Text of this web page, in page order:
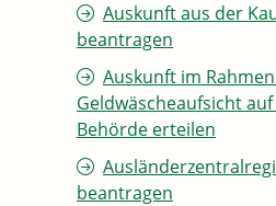
Auskunft aus der
beantragen
Auskunft im
Geldwäscheaufsicht
Behörde erteilen
beantragen